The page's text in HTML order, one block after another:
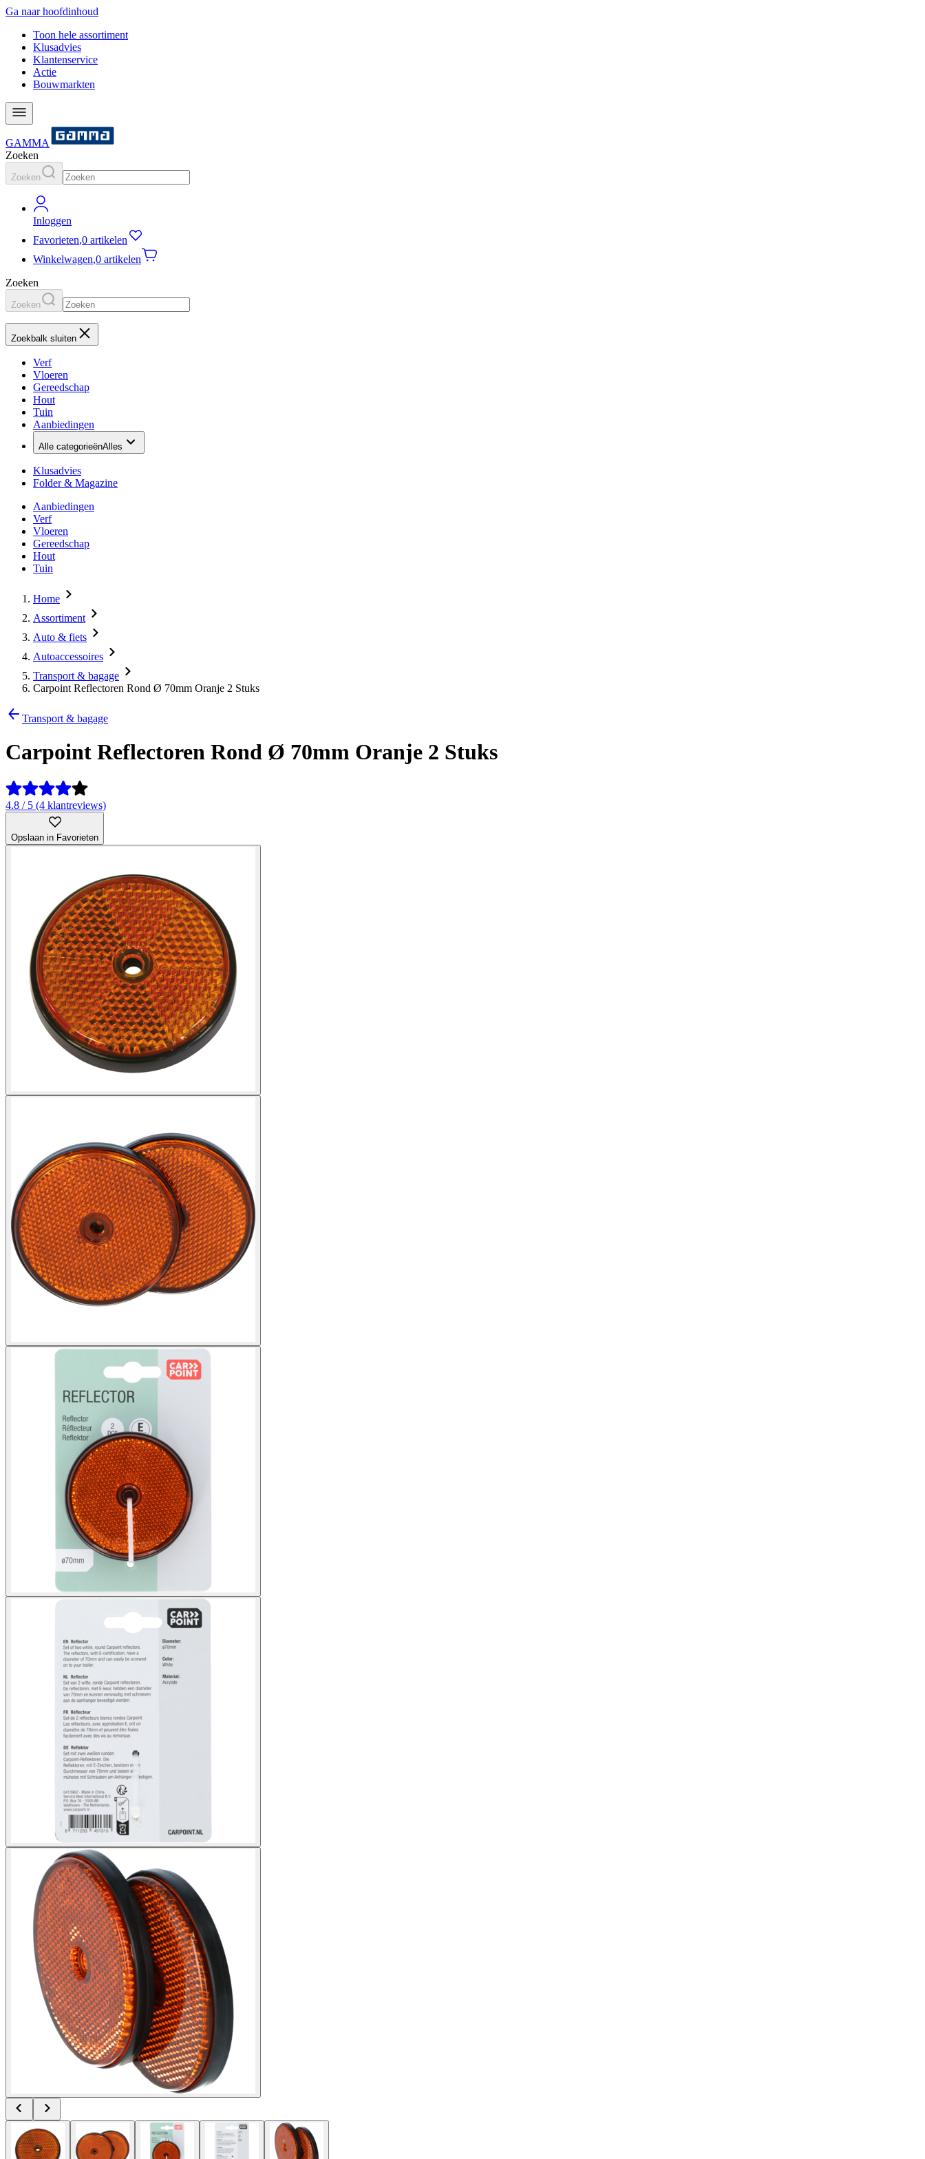
Ga naar hoofdinhoud
Toon hele assortiment
Klusadvies
Klantenservice
Actie
Bouwmarkten
GAMMA
Zoeken
Zoeken
Inloggen
Favorieten,0 artikelen
Winkelwagen,0 artikelen
Zoeken
Zoeken
Zoekbalk sluiten
Verf
Vloeren
Gereedschap
Hout
Tuin
Aanbiedingen
Alle categorieënAlles
Klusadvies
Folder & Magazine
Aanbiedingen
Verf
Vloeren
Gereedschap
Hout
Tuin
Home
Assortiment
Auto & fiets
Autoaccessoires
Transport & bagage
Carpoint Reflectoren Rond Ø 70mm Oranje 2 Stuks
Transport & bagage
Carpoint Reflectoren Rond Ø 70mm Oranje 2 Stuks
4.8 / 5 (4 klantreviews)
Opslaan in Favorieten